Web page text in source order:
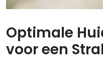
Optimale
voor een